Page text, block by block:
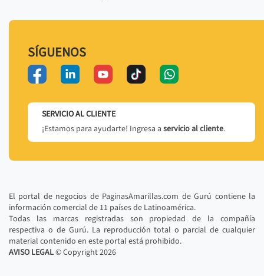
SÍGUENOS
SERVICIO AL CLIENTE
¡Estamos para ayudarte! Ingresa a servicio al cliente.
El portal de negocios de PaginasAmarillas.com de Gurú contiene la
información comercial de 11 países de Latinoamérica.
Todas las marcas registradas son propiedad de la compañía
respectiva o de Gurú. La reproducción total o parcial de cualquier
material contenido en este portal está prohibido.
AVISO LEGAL© Copyright2026